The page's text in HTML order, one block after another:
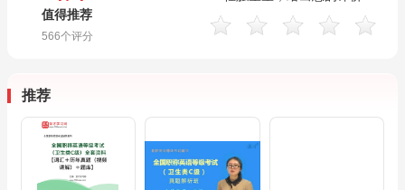
值得推荐
566个评分
推荐